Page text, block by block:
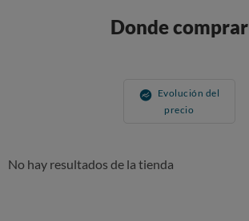
Donde comprar
Evolución del
precio
No hay resultados de la tienda